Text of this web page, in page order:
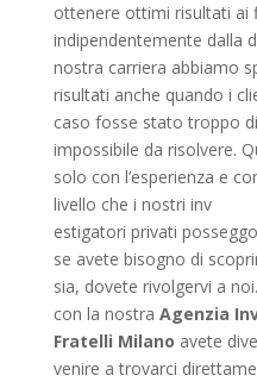
ottenere ottimi risultati ai
indipendentemente dalla
nostra carriera abbiamo
risultati anche quando i
caso fosse stato troppo
impossibile da risolvere.
solo con l’esperienza e
livello che i nostri inv
estigatori privati
se avete bisogno di
sia, dovete rivolgervi a
con la nostra Agenzia
Fratelli Milano avete
venire a trovarci